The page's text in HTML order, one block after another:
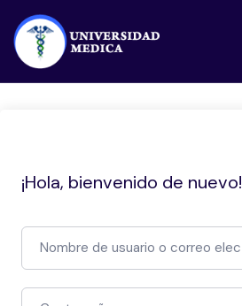
¡Hola, bienvenido de nuevo!